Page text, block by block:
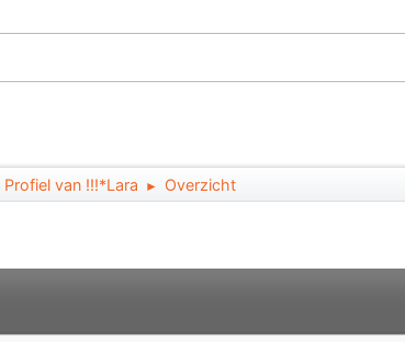
Profiel van !!!*Lara ► Overzicht